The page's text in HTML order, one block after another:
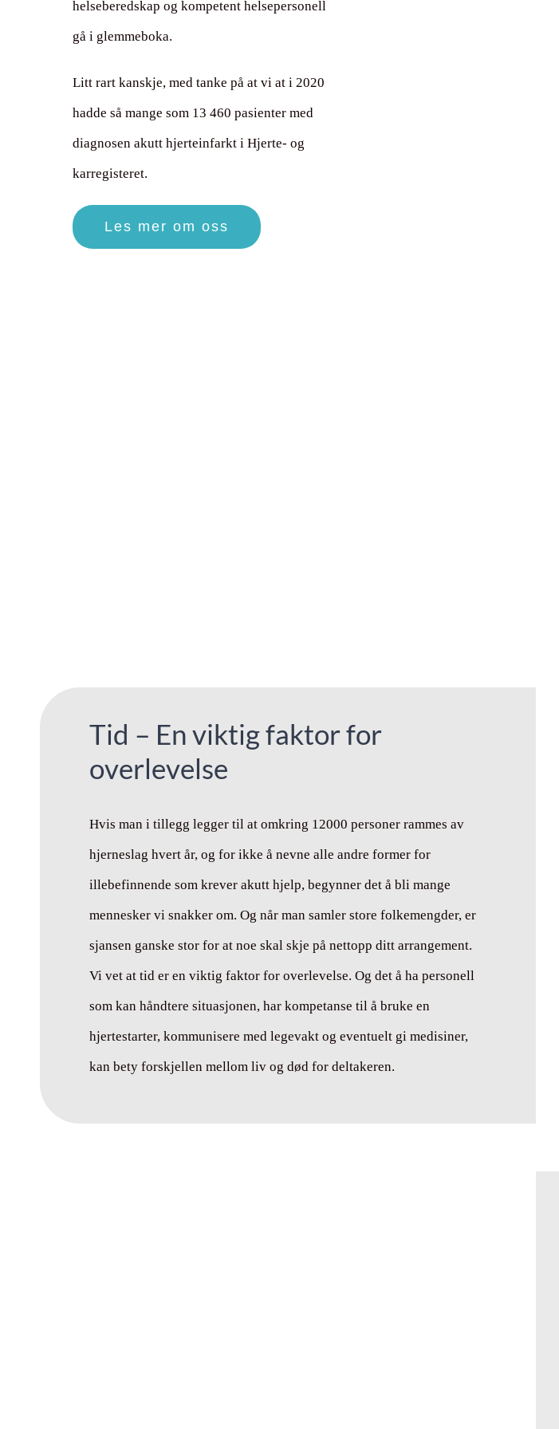
helseberedskap og kompetent helsepersonell
gå i glemmeboka.
Litt rart kanskje, med tanke på at vi at i 2020
hadde så mange som 13 460 pasienter med
diagnosen akutt hjerteinfarkt i Hjerte- og
karregisteret.
Les mer om oss
Tid – En viktig faktor for
overlevelse
Hvis man i tillegg legger til at omkring 12000 personer rammes av
hjerneslag hvert år, og for ikke å nevne alle andre former for
illebefinnende som krever akutt hjelp, begynner det å bli mange
mennesker vi snakker om. Og når man samler store folkemengder, er
sjansen ganske stor for at noe skal skje på nettopp ditt arrangement.
Vi vet at tid er en viktig faktor for overlevelse. Og det å ha personell
som kan håndtere situasjonen, har kompetanse til å bruke en
hjertestarter, kommunisere med legevakt og eventuelt gi medisiner,
kan bety forskjellen mellom liv og død for deltakeren.